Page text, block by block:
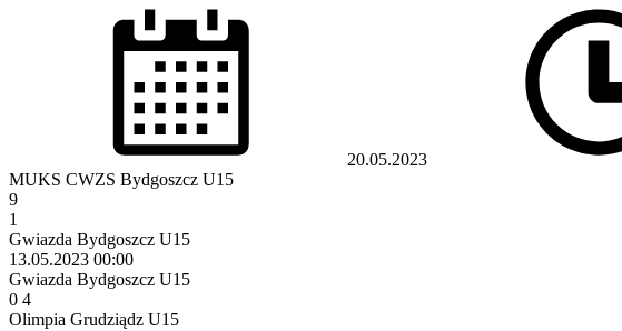
20.05.2023
MUKS CWZS Bydgoszcz U15
9
1
Gwiazda Bydgoszcz U15
13.05.2023 00:00
Gwiazda Bydgoszcz U15
0 4
Olimpia Grudziądz U15